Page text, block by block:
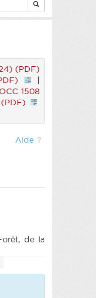
(PDF)
|
1508
Aide
de la